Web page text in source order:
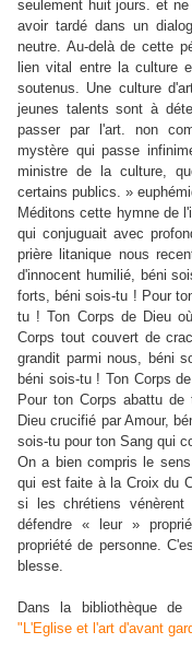
seulement huit jours. et
avoir tardé dans un
neutre. Au-delà de cette
lien vital entre la culture
soutenus. Une culture
jeunes talents sont à
passer par l'art. non
mystère qui passe
ministre de la culture,
certains publics. »
Méditons cette hymne de
qui conjuguait avec
prière litanique nous
d'innocent humilié, béni
forts, béni sois-tu ! Pour
tu ! Ton Corps de Dieu
Corps tout couvert de
grandit parmi nous, béni
béni sois-tu ! Ton Corps
Pour ton Corps abattu
Dieu crucifié par Amour,
sois-tu pour ton Sang qui
On a bien compris le
qui est faite à la Croix du
si les chrétiens
défendre « leur »
propriété de personne.
blesse.
Dans la bibliothèque de
"L'Eglise et l'art d'avant